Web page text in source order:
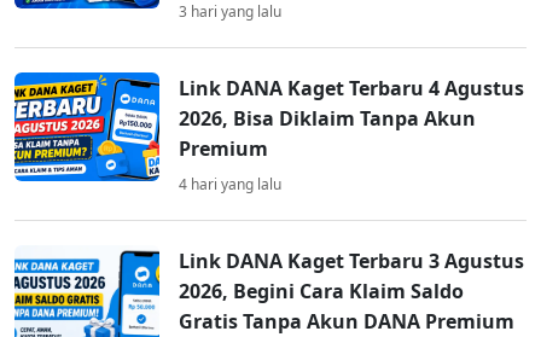
3 hari yang lalu
Link DANA Kaget Terbaru 4 Agustus
2026, Bisa Diklaim Tanpa Akun
Premium
4 hari yang lalu
Link DANA Kaget Terbaru 3 Agustus
2026, Begini Cara Klaim Saldo
Gratis Tanpa Akun DANA Premium